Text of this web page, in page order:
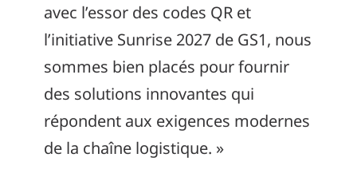
avec l’essor des codes QR et
l’initiative Sunrise 2027 de GS1, nous
sommes bien placés pour fournir
des solutions innovantes qui
répondent aux exigences modernes
de la chaîne logistique. »